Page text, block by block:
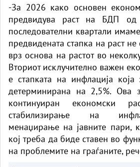
-За 2026 како основен
предвидува раст на БДП од
последователни квартали
предвидената стапка на раст не
врз основа на растот во
Вториот исклучително важен
е стапката на инфлација
детерминирана на 2,5%. Ова
континуиран економски
стабилизирање на
менаџирање на јавните пари,
кој треба да биде ставен во
на проблемите на граѓаните,